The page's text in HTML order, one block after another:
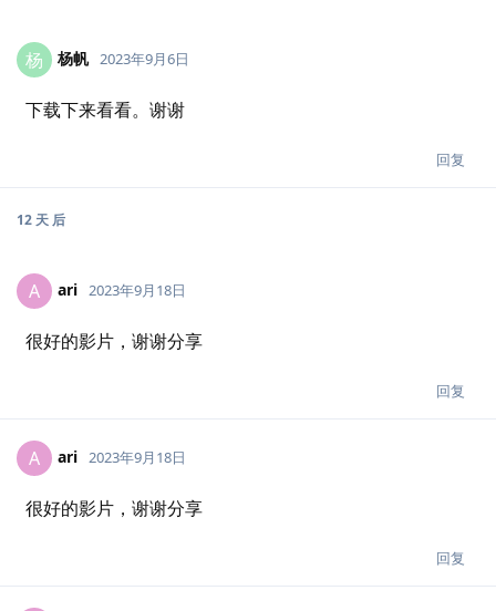
杨 杨帆 2023年9月6日
下载下来看看。谢谢
回复
12 天 后
A ari 2023年9月18日
很好的影片，谢谢分享
回复
A ari 2023年9月18日
很好的影片，谢谢分享
回复